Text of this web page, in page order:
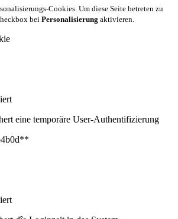
Cookies. Um diese Seite betreten zu
bei Personalisierung aktivieren.
eine temporäre User-Authentifizierung